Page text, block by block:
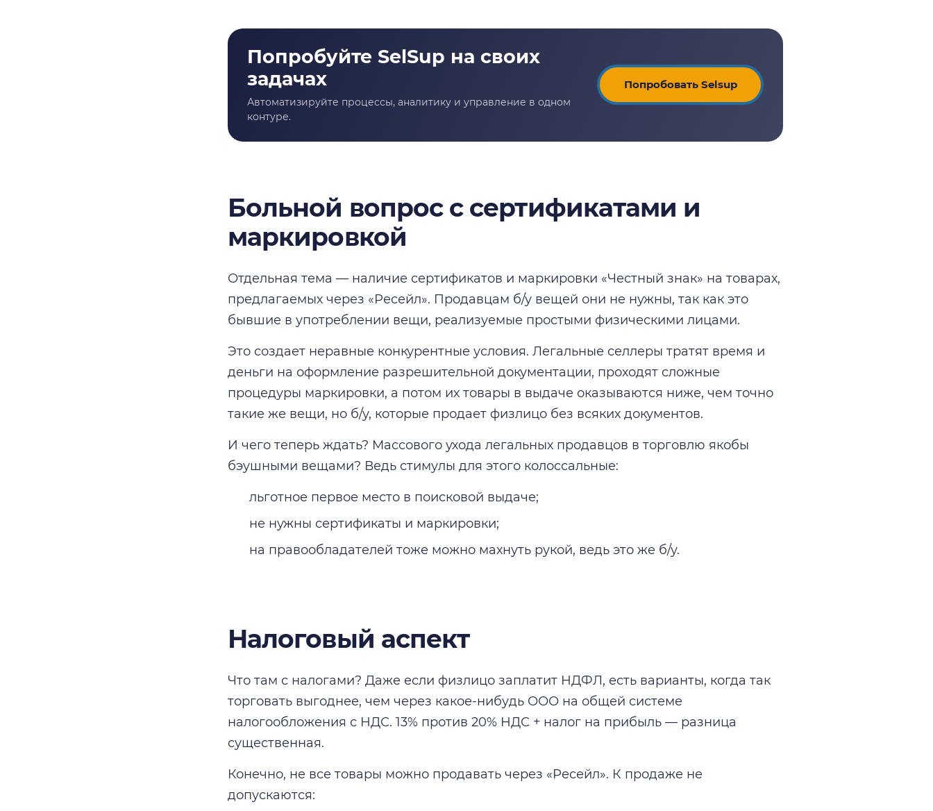
Попробовать Selsup
Больной вопрос с сертификатами и
маркировкой
Отдельная тема — наличие сертификатов и маркировки «Честный знак» на товарах,
предлагаемых через «Ресейл». Продавцам б/у вещей они не нужны, так как это
бывшие в употреблении вещи, реализуемые простыми физическими лицами.
Это создает неравные конкурентные условия. Легальные селлеры тратят время и
деньги на оформление разрешительной документации, проходят сложные
процедуры маркировки, а потом их товары в выдаче оказываются ниже, чем точно
такие же вещи, но б/у, которые продает физлицо без всяких документов.
И чего теперь ждать? Массового ухода легальных продавцов в торговлю якобы
бэушными вещами? Ведь стимулы для этого колоссальные:
льготное первое место в поисковой выдаче;
не нужны сертификаты и маркировки;
на правообладателей тоже можно махнуть рукой, ведь это же б/у.
Налоговый аспект
Что там с налогами? Даже если физлицо заплатит НДФЛ, есть варианты, когда так
торговать выгоднее, чем через какое-нибудь ООО на общей системе
налогообложения с НДС. 13% против 20% НДС + налог на прибыль — разница
существенная.
Конечно, не все товары можно продавать через «Ресейл». К продаже не
допускаются: